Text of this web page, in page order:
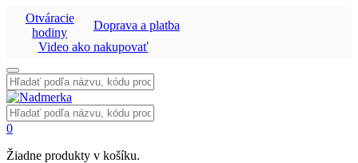
Otváracie
hodiny
Doprava a platba
Video ako nakupovať
Vyhľadať:
Vyhľadať:
0
Žiadne produkty v košíku.